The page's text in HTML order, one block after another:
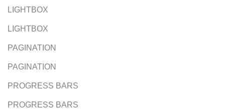
LIGHTBOX
LIGHTBOX
PAGINATION
PAGINATION
PROGRESS BARS
PROGRESS BARS